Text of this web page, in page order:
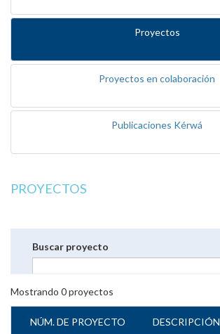
Proyectos
Proyectos en colaboración
Publicaciones Kérwá
PROYECTOS
Buscar proyecto
Mostrando 0proyectos
NÚM. DE PROYECTO DESCRIPCIÓN